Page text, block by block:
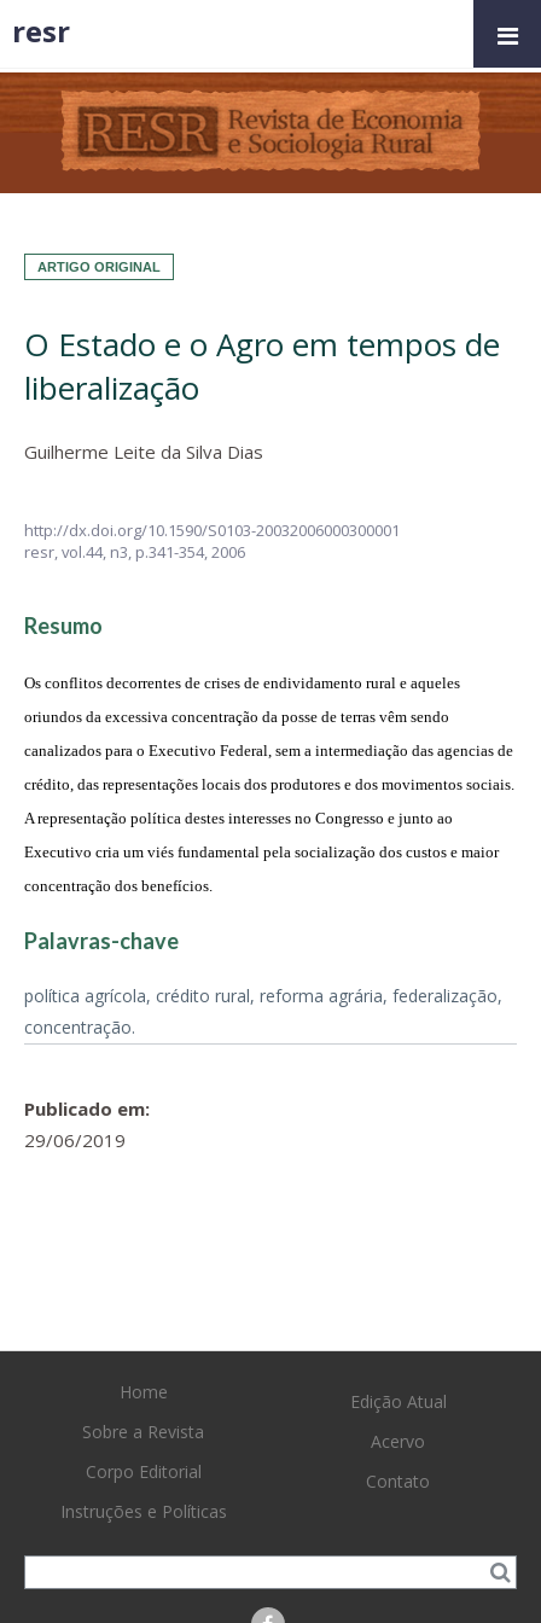
ARTIGO ORIGINAL
O Estado e o Agro em tempos de
liberalização
Guilherme Leite da Silva Dias
http://dx.doi.org/10.1590/S0103-20032006000300001
resr,vol.44, n3, p.341-354, 2006
Resumo
Os conflitos decorrentes de crises de endividamento rural e aqueles
oriundos da excessiva concentração da posse de terras vêm sendo
canalizados para o Executivo Federal, sem a intermediação das agencias de
crédito, das representações locais dos produtores e dos movimentos sociais.
A representação política destes interesses no Congresso e junto ao
Executivo cria um viés fundamental pela socialização dos custos e maior
concentração dos benefícios.
Palavras-chave
política agrícola, crédito rural, reforma agrária, federalização,
concentração.
Publicado em:
29/06/2019
Home
Sobre a Revista
Corpo Editorial
Instruções e Políticas
Edição Atual
Acervo
Contato
resr